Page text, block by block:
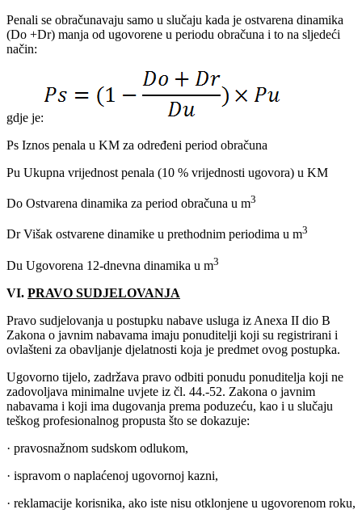
Penali se obračunavaju samo u slučaju kada je ostvarena dinamika
(Do +Dr) manja od ugovorene u periodu obračuna i to na sljedeći
način:
gdje je:
Ps Iznos penala u KM za određeni period obračuna
Pu Ukupna vrijednost penala (10 % vrijednosti ugovora) u KM
Do Ostvarena dinamika za period obračuna u m3
Dr Višak ostvarene dinamike u prethodnim periodima u m3
Du Ugovorena 12-dnevna dinamika u m3
VI. PRAVO SUDJELOVANJA
Pravo sudjelovanja u postupku nabave usluga iz Anexa II dio B
Zakona o javnim nabavama imaju ponuditelji koji su registrirani i
ovlašteni za obavljanje djelatnosti koja je predmet ovog postupka.
Ugovorno tijelo, zadržava pravo odbiti ponudu ponuditelja koji ne
zadovoljava minimalne uvjete iz čl. 44.-52. Zakona o javnim
nabavama i koji ima dugovanja prema poduzeću, kao i u slučaju
teškog profesionalnog propusta što se dokazuje:
· pravosnažnom sudskom odlukom,
· ispravom o naplaćenoj ugovornoj kazni,
· reklamacije korisnika, ako iste nisu otklonjene u ugovorenom roku,